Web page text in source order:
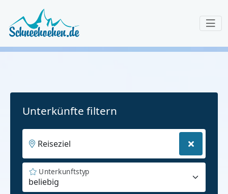
Unterkünfte filtern
Reiseziel
beliebig
Unterkunftstyp